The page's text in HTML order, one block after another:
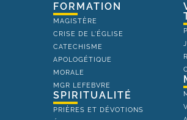
FORMATION
MAGISTÈRE
CRISE DE L'ÉGLISE
CATECHISME
APOLOGÉTIQUE
MORALE
MGR LEFEBVRE
SPIRITUALITÉ
PRIÈRES ET DÉVOTIONS